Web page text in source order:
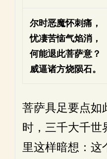
尔时恶魔怀刺痛，
忧凄苦恼气焰消，
何能退此菩萨意？
威逼诸方烧陨石。
菩萨具足要点如
时，三千大千世
里这样暗想：这